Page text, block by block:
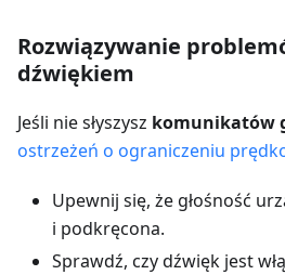
Rozwiązywanie
dźwiękiem
Jeśli nie słyszysz komunikatów
ostrzeżeń o ograniczeniu
Upewnij się, że głośność
i podkręcona.
Sprawdź, czy dźwięk jest